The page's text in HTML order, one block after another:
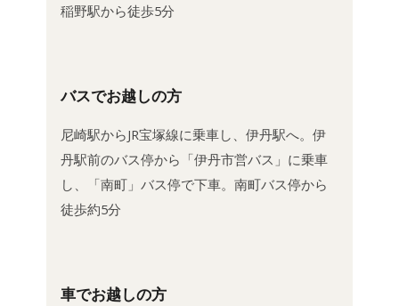
稲野駅から徒歩5分
バスでお越しの方
尼崎駅からJR宝塚線に乗車し、伊丹駅へ。伊
丹駅前のバス停から「伊丹市営バス」に乗車
し、「南町」バス停で下車。南町バス停から
徒歩約5分
車でお越しの方